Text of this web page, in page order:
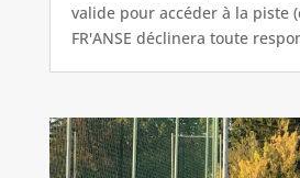
valide pour accéder à la piste
FR'ANSE déclinera toute